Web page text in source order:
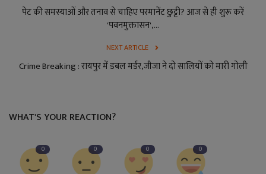
पेट की समस्याओं और तनाव से चाहिए परमानेंट छुट्टी? आज से ही शुरू करें
'पवनमुक्तासन',...
NEXT ARTICLE
Crime Breaking : रायपुर में डबल मर्डर,जीजा ने दो सालियों को मारी गोली
WHAT'S YOUR REACTION?
0 0 0 0